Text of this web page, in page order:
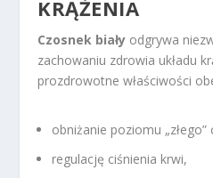
KRĄŻENIA
Czosnek biały odgrywa
zachowaniu zdrowia układu
prozdrowotne właściwości
obniżanie poziomu
regulację ciśnienia krwi,